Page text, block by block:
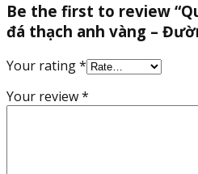
Be the first to review
đá thạch anh vàng –
Your rating*
Your review*